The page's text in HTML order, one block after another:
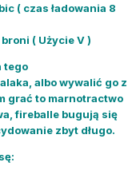
( czas ładowania 8
( Użycie V )
tego
albo wywalić go z
grać to marnotractwo
fireballe bugują się
zbyt długo.